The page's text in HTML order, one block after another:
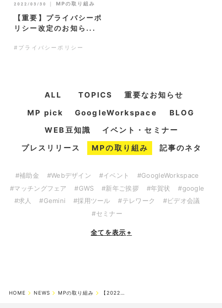
2022/03/30 MPの取り組み
【重要】プライバシーポ
リシー改定のお知ら...
#プライバシーポリシー
ALL TOPICS
重要なお知らせ
MP pick
GoogleWorkspace
BLOG
WEB豆知識
イベント・セミナー
プレスリリース
MPの取り組み 記事のネタ
#補助金 #Webデザイン #イベント
#GoogleWorkspace
#マッチングフェア
#GWS #新年ご挨拶 #年賀状
#google
#求人
#Gemini #採用ツール #テレワーク
#ビデオ会議
#セミナー
全てを表示 +
HOME NEWS MPの取り組み 【2022年4月施行】個人情報保護法の改正とプライバシーポリシー改定につい...